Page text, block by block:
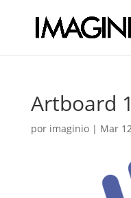
Artboard
por imaginio| Mar